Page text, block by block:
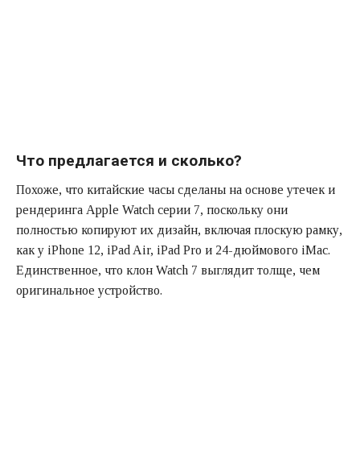
Что предлагается и сколько?
Похоже, что китайские часы сделаны на основе утечек и
рендеринга Apple Watch серии 7, поскольку они
полностью копируют их дизайн, включая плоскую рамку,
как у iPhone 12, iPad Air, iPad Pro и 24-дюймового iMac.
Единственное, что клон Watch 7 выглядит толще, чем
оригинальное устройство.